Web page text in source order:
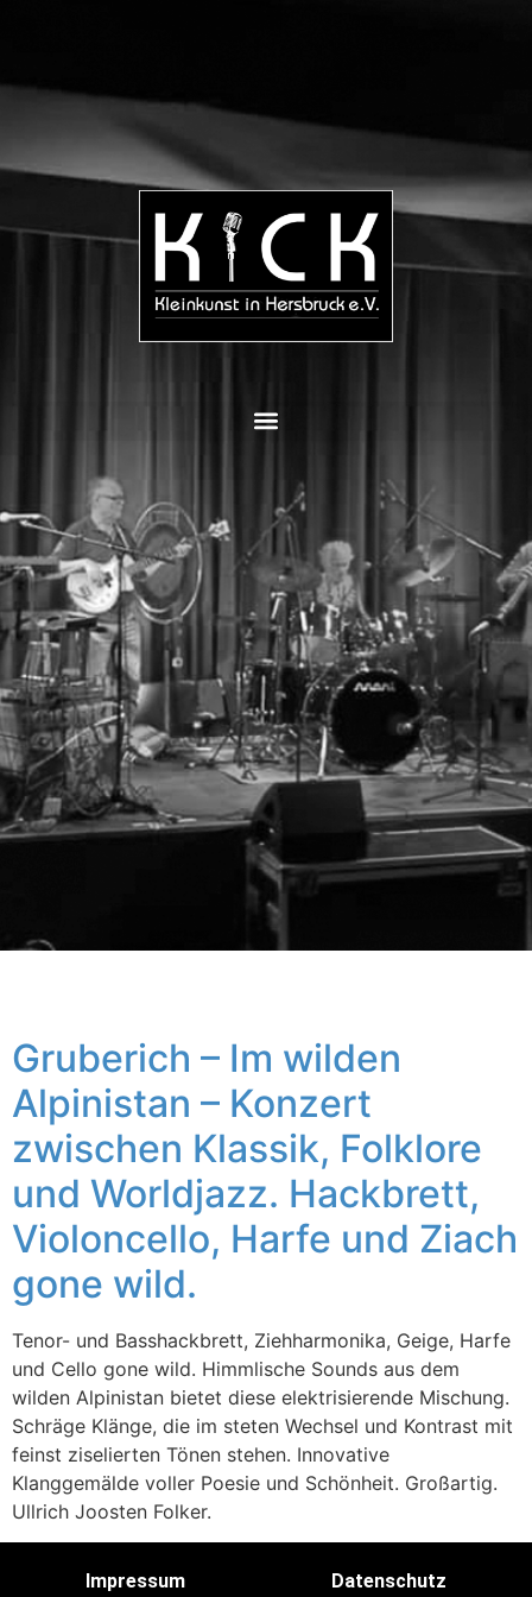
Gruberich – Im wilden
Alpinistan – Konzert
zwischen Klassik, Folklore
und Worldjazz. Hackbrett,
Violoncello, Harfe und Ziach
gone wild.
Tenor- und Basshackbrett, Ziehharmonika, Geige, Harfe
und Cello gone wild. Himmlische Sounds aus dem
wilden Alpinistan bietet diese elektrisierende Mischung.
Schräge Klänge, die im steten Wechsel und Kontrast mit
feinst ziselierten Tönen stehen. Innovative
Klanggemälde voller Poesie und Schönheit. Großartig.
Ullrich Joosten Folker.
Impressum Datenschutz